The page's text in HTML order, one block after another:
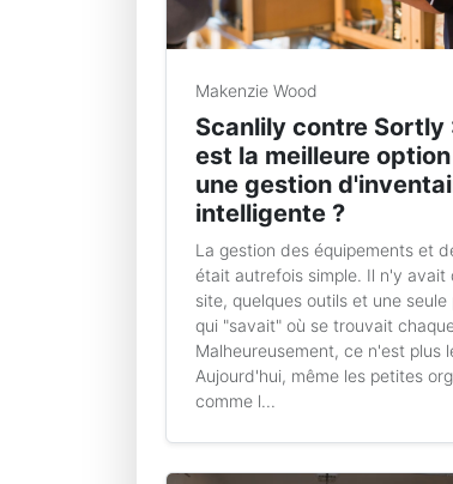
Makenzie Wood
Scanlily contre Sortly
est la meilleure
une gestion
intelligente ?
La gestion des équipements et
était autrefois simple. Il n'y avait
site, quelques outils et une seule
qui "savait" où se trouvait
Malheureusement, ce n'est plus
Aujourd'hui, même les petites
comme l...